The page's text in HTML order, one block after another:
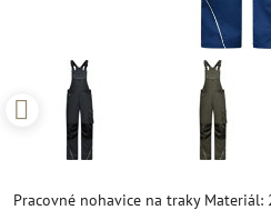
Pracovné nohavice na traky Materiál: